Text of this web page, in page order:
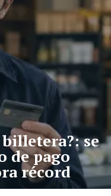
se
de pago
récord